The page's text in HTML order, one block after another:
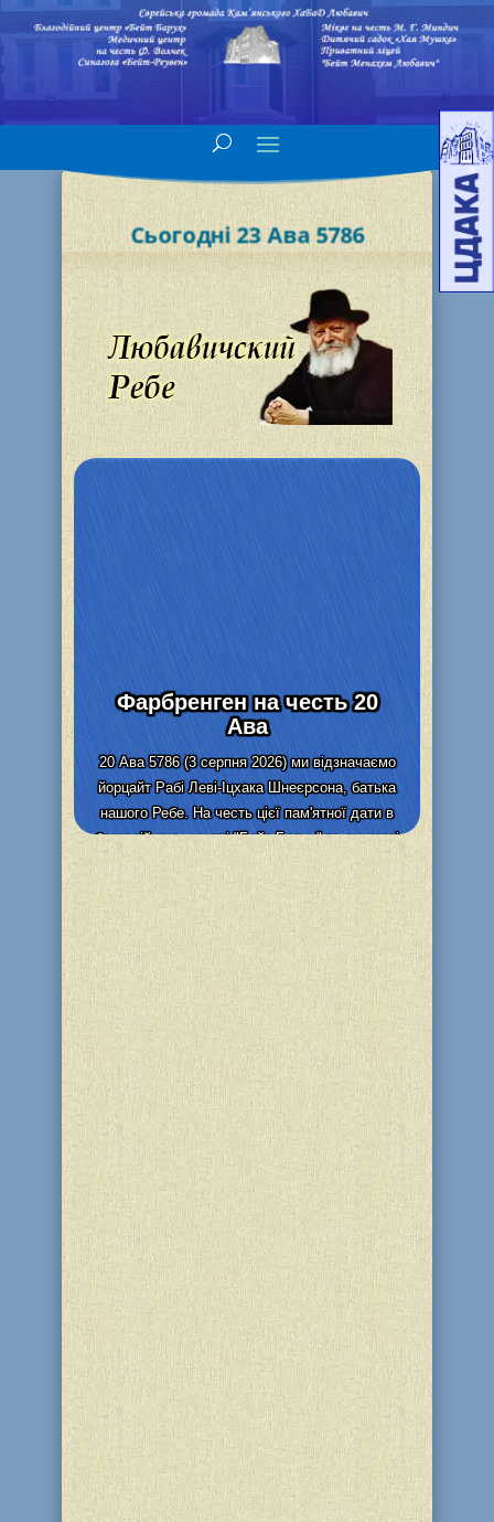
Сьогодні 23 Ава 5786
Фарбренген на честь 20
Ава
20 Ава 5786 (3 серпня 2026) ми відзначаємо
йорцайт Рабі Леві-Іцхака Шнеєрсона, батька
нашого Ребе. На честь цієї пам'ятної дати в
благодійному центрі "Бейт Барух" та синагозі
"Бейт Реувен" (м....
Детальніше
16-17 декабря 2016 года в «Меноре»
участницы «Колель Тора» города
Каменского во главе с ребецн Диной
Стамблер приняли участие в
шаббатоне, завершением которого
был грандиозный женский
фарбренген, посвящённый 19
Кислева. Организовали мероприятия
программа «Колель Тора...